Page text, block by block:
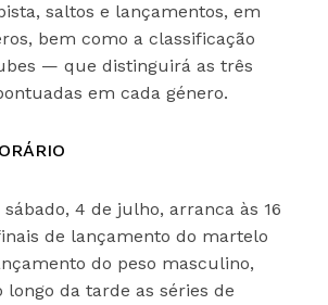
saltos e lançamentos, em
bem como a classificação
— que distinguirá as três
em cada género.
4 de julho, arranca às 16
de lançamento do martelo
do peso masculino,
longo da tarde as séries de